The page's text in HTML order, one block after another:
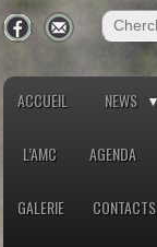
ACCUEIL NEWS
L’AMC AGENDA
GALERIE CONTACTS